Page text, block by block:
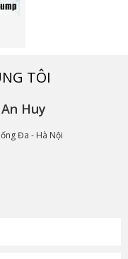
TÔI
Huy
Đa - Hà Nội